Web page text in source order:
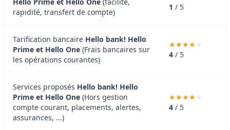
rapidité, transfert de compte)
1 / 5
Tarification bancaire Hello bank! Hello
Prime et Hello One (Frais bancaires sur
les opérations courantes)
4 / 5
Services proposés Hello bank! Hello
Prime et Hello One (Hors gestion
compte courant, placements, alertes,
assurances, ...)
4 / 5